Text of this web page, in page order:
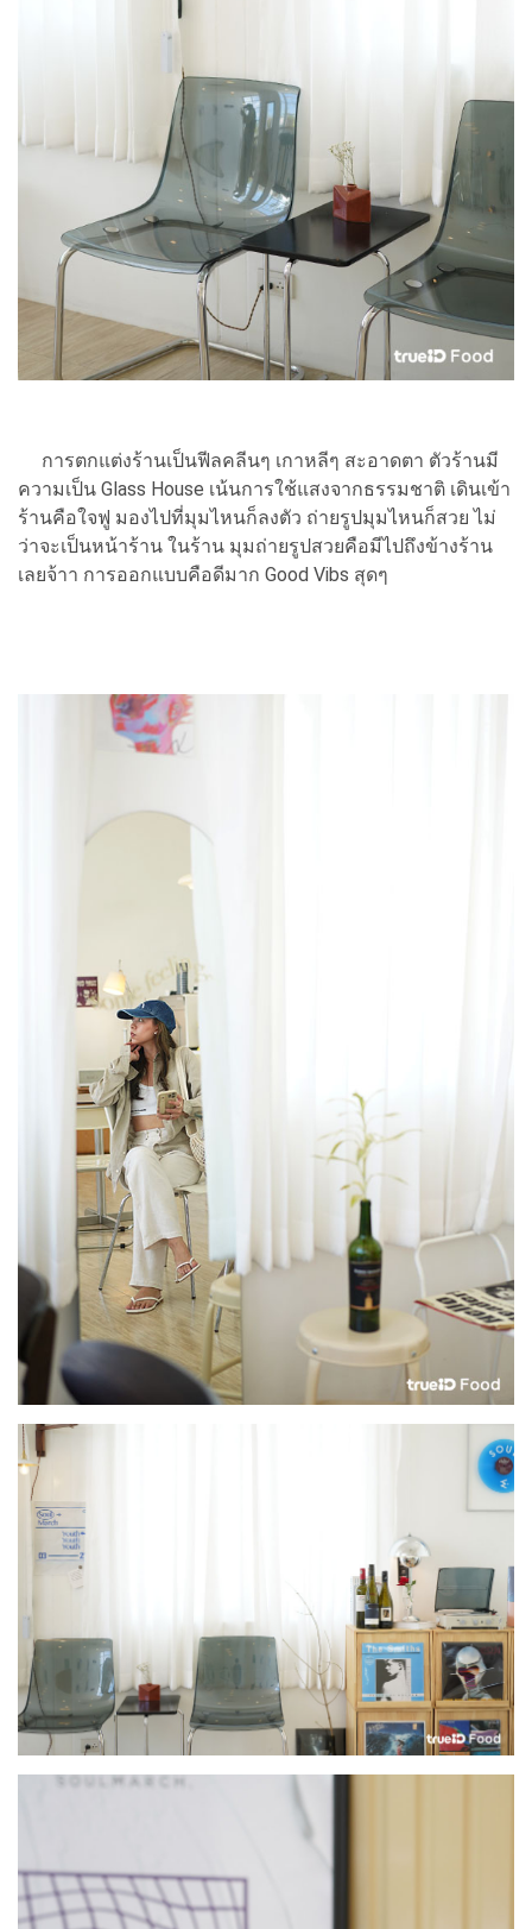
การตกแต่งร้านเป็นฟีลคลีนๆ เกาหลีๆ สะอาดตา ตัวร้านมี
ความเป็น Glass House เน้นการใช้แสงจากธรรมชาติ เดินเข้า
ร้านคือใจฟู มองไปที่มุมไหนก็ลงตัว ถ่ายรูปมุมไหนก็สวย ไม่
ว่าจะเป็นหน้าร้าน ในร้าน มุมถ่ายรูปสวยคือมีไปถึงข้างร้าน
เลยจ้าา การออกแบบคือดีมาก Good Vibs สุดๆ